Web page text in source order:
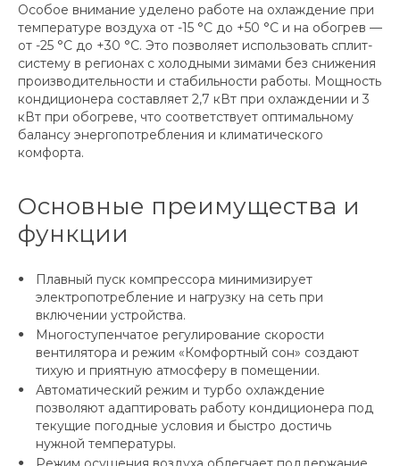
Особое внимание уделено работе на охлаждение при
температуре воздуха от -15 °C до +50 °C и на обогрев —
от -25 °C до +30 °C. Это позволяет использовать сплит-
систему в регионах с холодными зимами без снижения
производительности и стабильности работы. Мощность
кондиционера составляет 2,7 кВт при охлаждении и 3
кВт при обогреве, что соответствует оптимальному
балансу энергопотребления и климатического
комфорта.
Основные преимущества и
функции
Плавный пуск компрессора минимизирует
электропотребление и нагрузку на сеть при
включении устройства.
Многоступенчатое регулирование скорости
вентилятора и режим «Комфортный сон» создают
тихую и приятную атмосферу в помещении.
Автоматический режим и турбо охлаждение
позволяют адаптировать работу кондиционера под
текущие погодные условия и быстро достичь
нужной температуры.